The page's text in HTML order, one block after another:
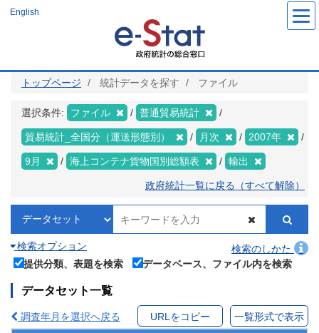
ツ
English
トップページ 統計データを探す ファイル
選択条件: ファイル 普通貿易統計
貿易統計_全国分（運送形態別） 月次 2007年
9月 海上コンテナ貨物国別総額表 輸出
政府統計一覧に戻る（すべて解除）
検索オプション
検索のしかた
提供分類、表題を検索
データベース、ファイル内を検索
データセット一覧
調査年月を選択へ戻る URLをコピー 一覧形式で表示